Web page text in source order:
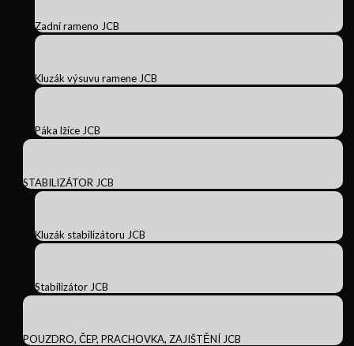
Zadní rameno JCB
Kluzák výsuvu ramene JCB
Páka lžíce JCB
STABILIZÁTOR JCB
Kluzák stabilizátoru JCB
Stabilizátor JCB
POUZDRO, ČEP, PRACHOVKA, ZAJIŠTĚNÍ JCB